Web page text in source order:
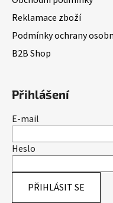
Reklamace zboží
Podmínky ochrany
B2B Shop
Přihlášení
E-mail
Heslo
PŘIHLÁSIT SE